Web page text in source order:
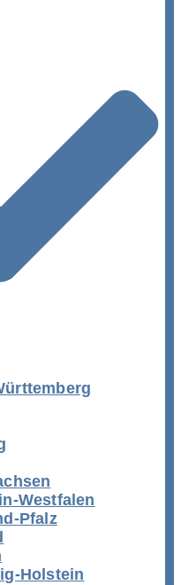
Westfalen
Pfalz
Holstein